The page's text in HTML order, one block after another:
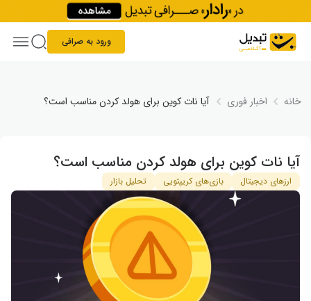
Skip to content
ورود به صرافی
خانه اخبار فوری آیا نات کوین برای هولد کردن مناسب است؟
آیا نات کوین برای هولد کردن مناسب است؟
ارزهای دیجیتال بازی‌های کریپتویی تحلیل بازار